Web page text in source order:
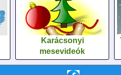
Karácsonyi
mesevideók